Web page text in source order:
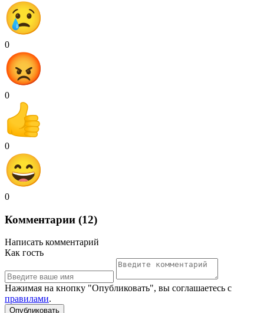
0
0
0
0
Комментарии (12)
Написать комментарий
Как гость
Нажимая на кнопку "Опубликовать", вы соглашаетесь с
правилами.